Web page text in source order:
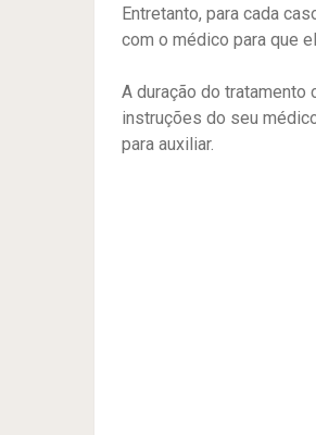
Entretanto, para cada
com o médico para que
A duração do tratamento
instruções do seu
para auxiliar.